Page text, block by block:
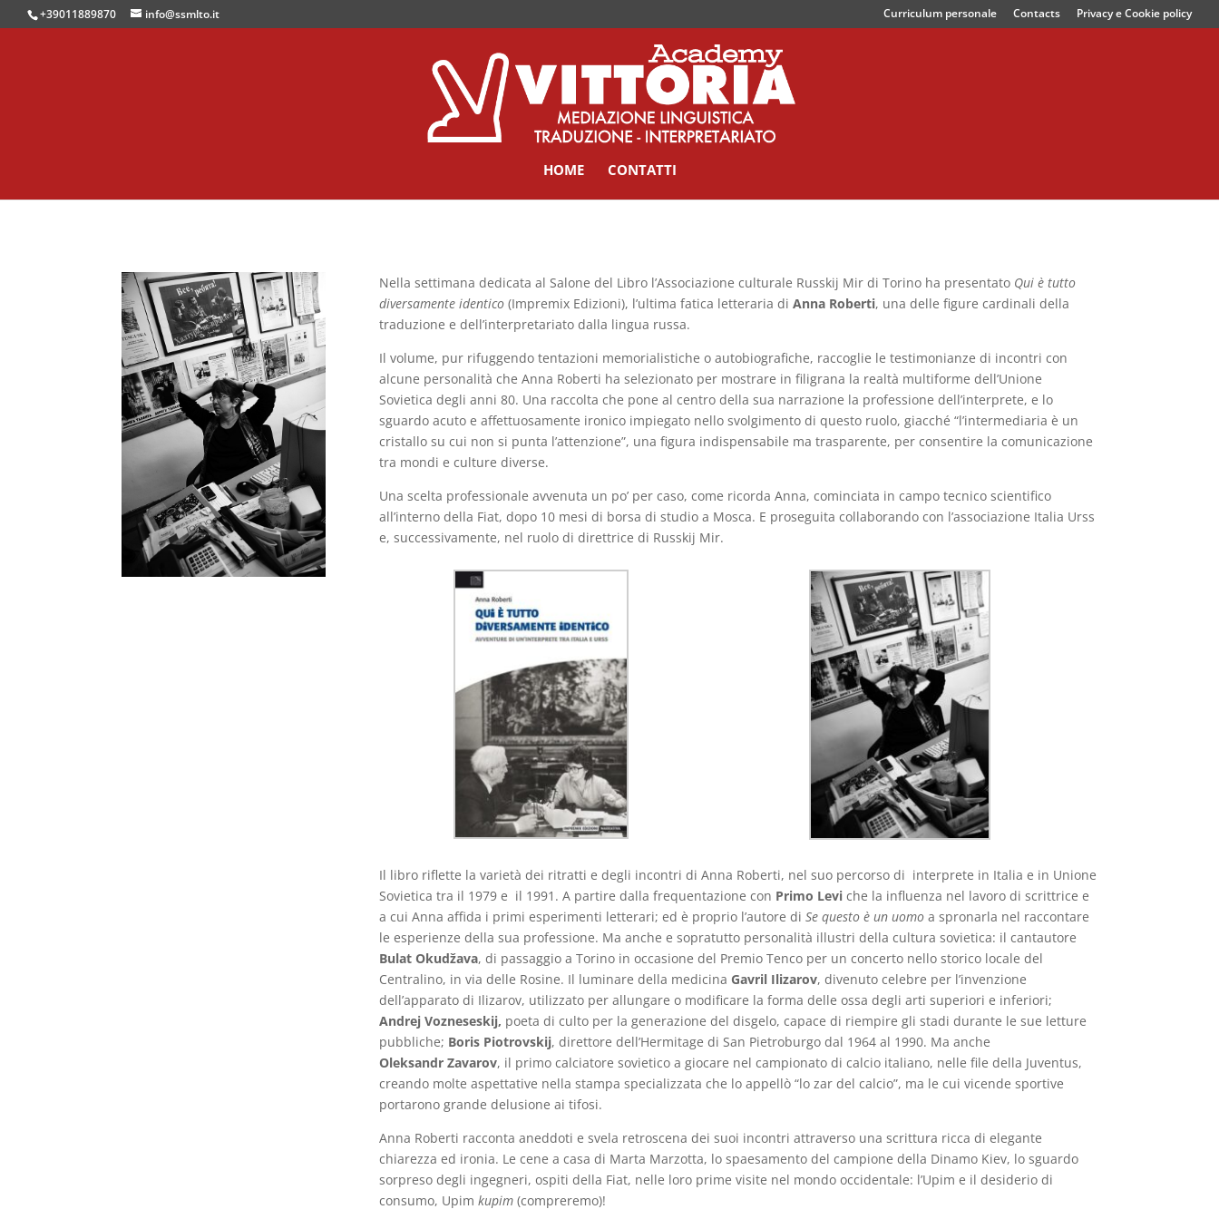
+39011889870 info@ssmlto.it Curriculum personale Contacts Privacy e Cookie policy
HOME CONTATTI
Nella settimana dedicata al Salone del Libro l’Associazione culturale Russkij Mir di Torino ha presentato Qui è tutto
diversamente identico (Impremix Edizioni), l’ultima fatica letteraria di Anna Roberti, una delle figure cardinali della
traduzione e dell’interpretariato dalla lingua russa.
Il volume, pur rifuggendo tentazioni memorialistiche o autobiografiche, raccoglie le testimonianze di incontri con
alcune personalità che Anna Roberti ha selezionato per mostrare in filigrana la realtà multiforme dell’Unione
Sovietica degli anni 80. Una raccolta che pone al centro della sua narrazione la professione dell’interprete, e lo
sguardo acuto e affettuosamente ironico impiegato nello svolgimento di questo ruolo, giacché “l’intermediaria è un
cristallo su cui non si punta l’attenzione”, una figura indispensabile ma trasparente, per consentire la comunicazione
tra mondi e culture diverse.
Una scelta professionale avvenuta un po’ per caso, come ricorda Anna, cominciata in campo tecnico scientifico
all’interno della Fiat, dopo 10 mesi di borsa di studio a Mosca. E proseguita collaborando con l’associazione Italia Urss
e, successivamente, nel ruolo di direttrice di Russkij Mir.
Il libro riflette la varietà dei ritratti e degli incontri di Anna Roberti, nel suo percorso di interprete in Italia e in Unione
Sovietica tra il 1979 e il 1991. A partire dalla frequentazione con Primo Leviche la influenza nel lavoro di scrittrice e
a cui Anna affida i primi esperimenti letterari; ed è proprio l’autore di Se questo è un uomoa spronarla nel raccontare
le esperienze della sua professione. Ma anche e sopratutto personalità illustri della cultura sovietica: il cantautore
Bulat Okudžava, di passaggio a Torino in occasione del Premio Tenco per un concerto nello storico locale del
Centralino, in via delle Rosine. Il luminare della medicina Gavril Ilizarov, divenuto celebre per l’invenzione
dell’apparato di Ilizarov, utilizzato per allungare o modificare la forma delle ossa degli arti superiori e inferiori;
Andrej Vozneseskij, poeta di culto per la generazione del disgelo, capace di riempire gli stadi durante le sue letture
pubbliche; Boris Piotrovskij, direttore dell’Hermitage di San Pietroburgo dal 1964 al 1990. Ma anche
Oleksandr Zavarov, il primo calciatore sovietico a giocare nel campionato di calcio italiano, nelle file della Juventus,
creando molte aspettative nella stampa specializzata che lo appellò “lo zar del calcio”, ma le cui vicende sportive
portarono grande delusione ai tifosi.
Anna Roberti racconta aneddoti e svela retroscena dei suoi incontri attraverso una scrittura ricca di elegante
chiarezza ed ironia. Le cene a casa di Marta Marzotta, lo spaesamento del campione della Dinamo Kiev, lo sguardo
sorpreso degli ingegneri, ospiti della Fiat, nelle loro prime visite nel mondo occidentale: l’Upim e il desiderio di
consumo, Upim kupim(compreremo)!